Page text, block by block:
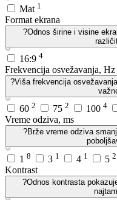
Mat 1
Format ekrana
?Odnos širine i visine
16:9 4
Frekvencija osvežavanja, Hz
?Viša frekvencija
60 2 75 2 100 4
Vreme odziva, ms
?Brže vreme odziva
1 8 3 1 4 1 5 2
Kontrast
?Odnos kontrasta